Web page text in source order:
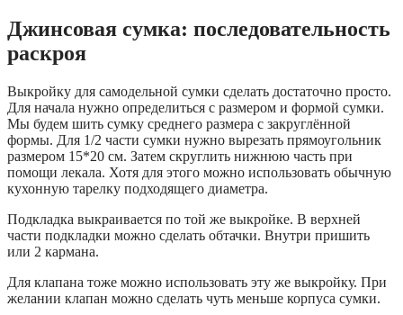
Джинсовая сумка: последовательность
раскроя
Выкройку для самодельной сумки сделать достаточно просто.
Для начала нужно определиться с размером и формой сумки.
Мы будем шить сумку среднего размера с закруглённой
формы. Для 1/2 части сумки нужно вырезать прямоугольник
размером 15*20 см. Затем скруглить нижнюю часть при
помощи лекала. Хотя для этого можно использовать обычную
кухонную тарелку подходящего диаметра.
Подкладка выкраивается по той же выкройке. В верхней
части подкладки можно сделать обтачки. Внутри пришить
или 2 кармана.
Для клапана тоже можно использовать эту же выкройку. При
желании клапан можно сделать чуть меньше корпуса сумки.